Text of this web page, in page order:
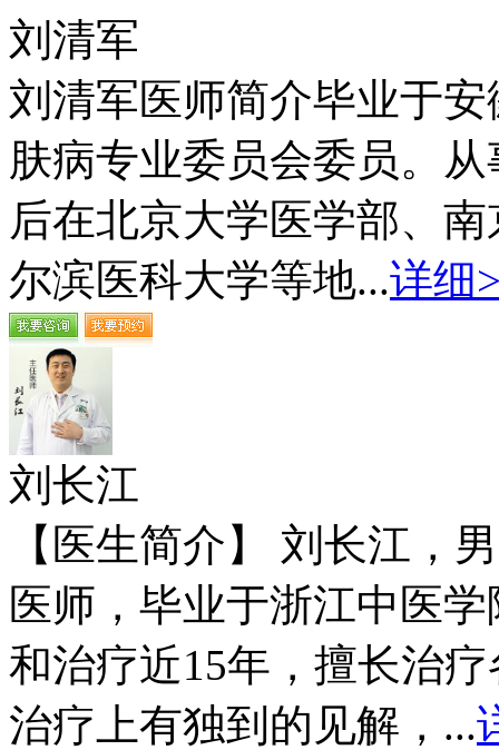
刘清军
刘清军医师简介毕业于
肤病专业委员会委员。
后在北京大学医学部、
尔滨医科大学等地...详细
刘长江
【医生简介】 刘长江，
医师，毕业于浙江中医
和治疗近15年，擅长治
治疗上有独到的见解，...